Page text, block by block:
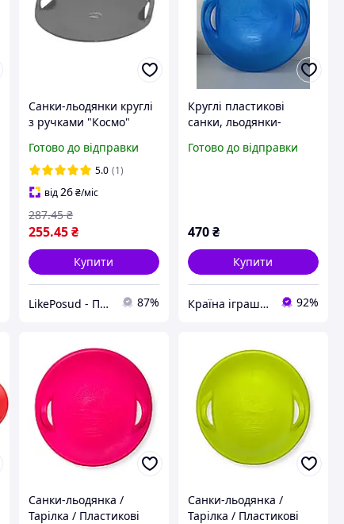
Санки-льодянки круглі
з ручками "Космо"
Готово до відправки
5.0 (1)
від26 ₴/міс
255.45 ₴
287.45 ₴
Купити
LikePosud - Посуд та товари для дому і саду 87%
Круглі пластикові
санки, льодянки-
STEEP
Готово до відправки
470₴
Купити
Країна іграшок 92%
Санки-льодянка /
Тарілка / Пластикові
Санки-льодянка /
Тарілка / Пластикові